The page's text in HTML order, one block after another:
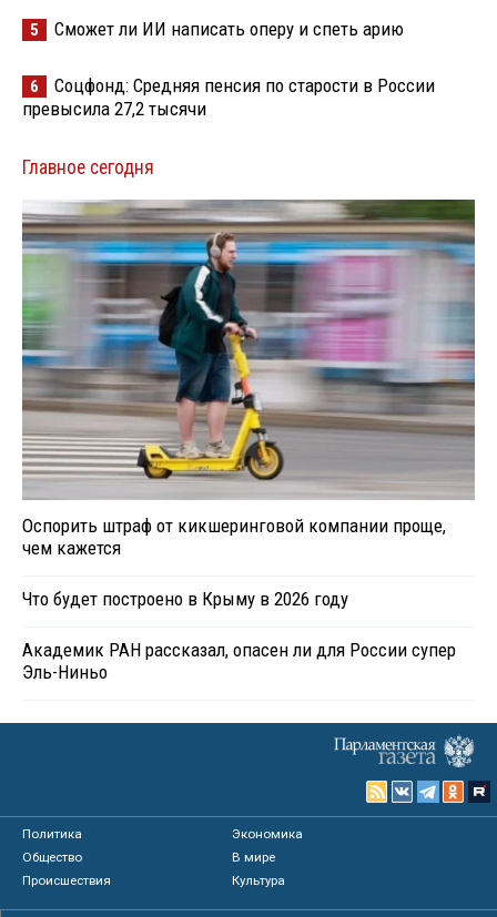
5 Сможет ли ИИ написать оперу и спеть арию
6
Соцфонд: Средняя пенсия по старости в России
превысила 27,2 тысячи
Главное сегодня
Оспорить штраф от кикшеринговой компании проще,
чем кажется
Что будет построено в Крыму в 2026 году
Академик РАН рассказал, опасен ли для России супер
Эль-Ниньо
Политика
Экономика
Общество
В мире
Происшествия
Культура